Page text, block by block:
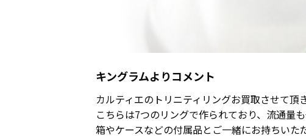
キングラムよりコメント
カルティエのトリニティリングお買取させて頂
こちらは7つのリングで作られており、流通量
箱やケースなどの付属品とご一緒にお持ちいた